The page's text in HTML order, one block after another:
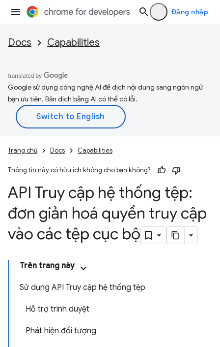
Đăng nhập
Docs Capabilities
Google sử dụng công nghệ AI để dịch nội dung sang ngôn ngữ
bạn ưu tiên. Bản dịch bằng AI có thể có lỗi.
Trang chủ Docs Capabilities
Thông tin này có hữu ích không cho bạn không?
API Truy cập hệ thống tệp:
đơn giản hoá quyền truy cập
vào các tệp cục bộ
Trên trang này
Sử dụng API Truy cập hệ thống tệp
Hỗ trợ trình duyệt
Phát hiện đối tượng